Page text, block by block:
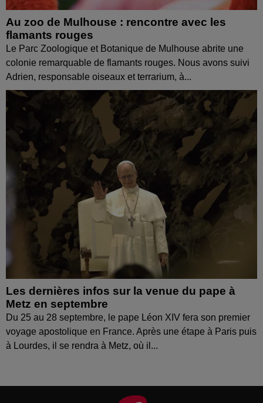
Au zoo de Mulhouse : rencontre avec les
flamants rouges
Le Parc Zoologique et Botanique de Mulhouse abrite une
colonie remarquable de flamants rouges. Nous avons suivi
Adrien, responsable oiseaux et terrarium, à...
Les dernières infos sur la venue du pape à
Metz en septembre
Du 25 au 28 septembre, le pape Léon XIV fera son premier
voyage apostolique en France. Après une étape à Paris puis
à Lourdes, il se rendra à Metz, où il...